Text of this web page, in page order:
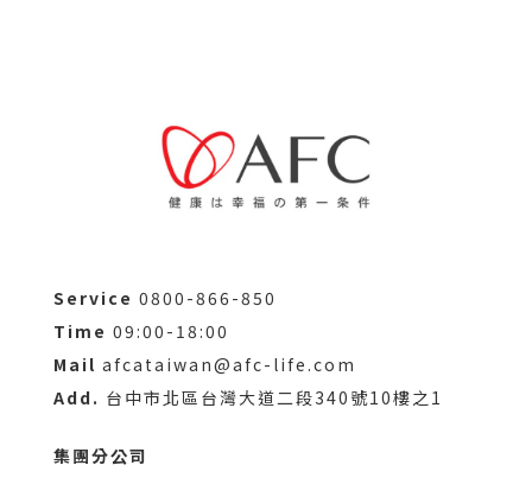
Service 0800-866-850
Time 09:00-18:00
Mail afcataiwan@afc-life.com
Add. 台中市北區台灣大道二段340號10樓之1
集團分公司